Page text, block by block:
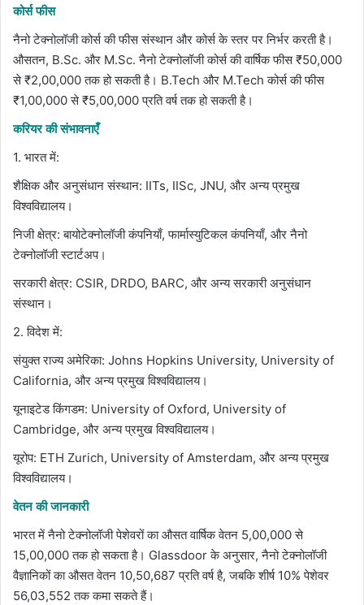
कोर्स फीस
नैनो टेक्नोलॉजी कोर्स की फीस संस्थान और कोर्स के स्तर पर निर्भर करती है।
औसतन, B.Sc. और M.Sc. नैनो टेक्नोलॉजी कोर्स की वार्षिक फीस ₹50,000
से ₹2,00,000 तक हो सकती है। B.Tech और M.Tech कोर्स की फीस
₹1,00,000 से ₹5,00,000 प्रति वर्ष तक हो सकती है।
करियर की संभावनाएँ
1. भारत में:
शैक्षिक और अनुसंधान संस्थान: IITs, IISc, JNU, और अन्य प्रमुख
विश्वविद्यालय।
निजी क्षेत्र: बायोटेक्नोलॉजी कंपनियाँ, फार्मास्युटिकल कंपनियाँ, और नैनो
टेक्नोलॉजी स्टार्टअप।
सरकारी क्षेत्र: CSIR, DRDO, BARC, और अन्य सरकारी अनुसंधान
संस्थान।
2. विदेश में:
संयुक्त राज्य अमेरिका: Johns Hopkins University, University of
California, और अन्य प्रमुख विश्वविद्यालय।
यूनाइटेड किंगडम: University of Oxford, University of
Cambridge, और अन्य प्रमुख विश्वविद्यालय।
यूरोप: ETH Zurich, University of Amsterdam, और अन्य प्रमुख
विश्वविद्यालय।
वेतन की जानकारी
भारत में नैनो टेक्नोलॉजी पेशेवरों का औसत वार्षिक वेतन 5,00,000 से
15,00,000 तक हो सकता है। Glassdoor के अनुसार, नैनो टेक्नोलॉजी
वैज्ञानिकों का औसत वेतन 10,50,687 प्रति वर्ष है, जबकि शीर्ष 10% पेशेवर
56,03,552 तक कमा सकते हैं।